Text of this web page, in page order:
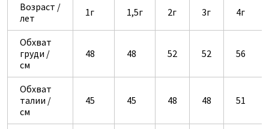
Возраст /
лет
1г 1,5г 2г 3г 4г
Обхват
груди /
см
48 48 52 52 56
Обхват
талии /
см
45 45 48 48 51